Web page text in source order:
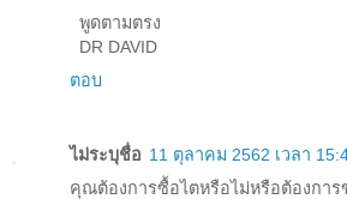
พูดตามตรง
DR DAVID
ตอบ
ไม่ระบุชื่อ 11 ตุลาคม 2562 เวลา
คุณต้องการซื้อไตหรือไม่หรือต้อง